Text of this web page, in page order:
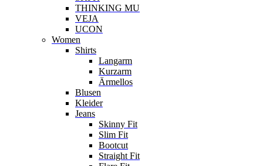
THINKING MU
VEJA
UCON
Women
Shirts
Langarm
Kurzarm
Ärmellos
Blusen
Kleider
Jeans
Skinny Fit
Slim Fit
Bootcut
Straight Fit